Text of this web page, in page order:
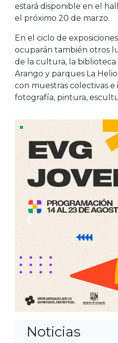
estará disponible en el
el próximo 20 de marzo.
En el ciclo de
ocuparán también otros
de la cultura, la
Arango y parques La
con muestras colectivas e
fotografía, pintura,
Noticias